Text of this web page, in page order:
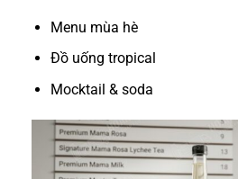
Menu mùa hè
Đồ uống tropical
Mocktail & soda